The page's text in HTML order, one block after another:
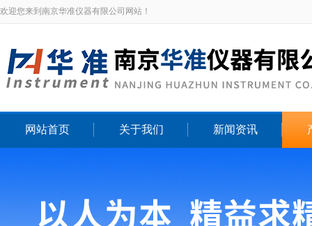
欢迎您来到南京华准仪器有限公司网站！
网站首页 关于我们 新闻资讯